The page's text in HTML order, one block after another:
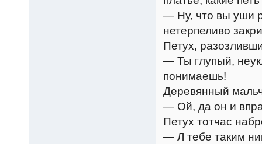
— Ну, что вы уши
нетерпеливо
Петух,
— Ты глупый,
понимаешь!
Деревянный
— Ой, да он и
Петух тотчас
— Л тебе таким